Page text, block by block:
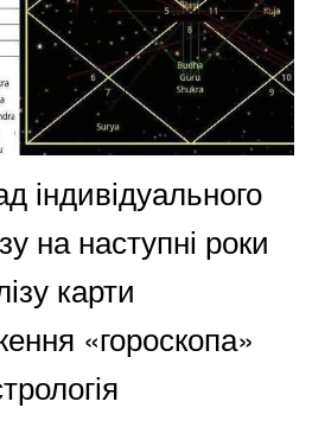
індивідуального
на наступні роки
карти
«гороскопа»